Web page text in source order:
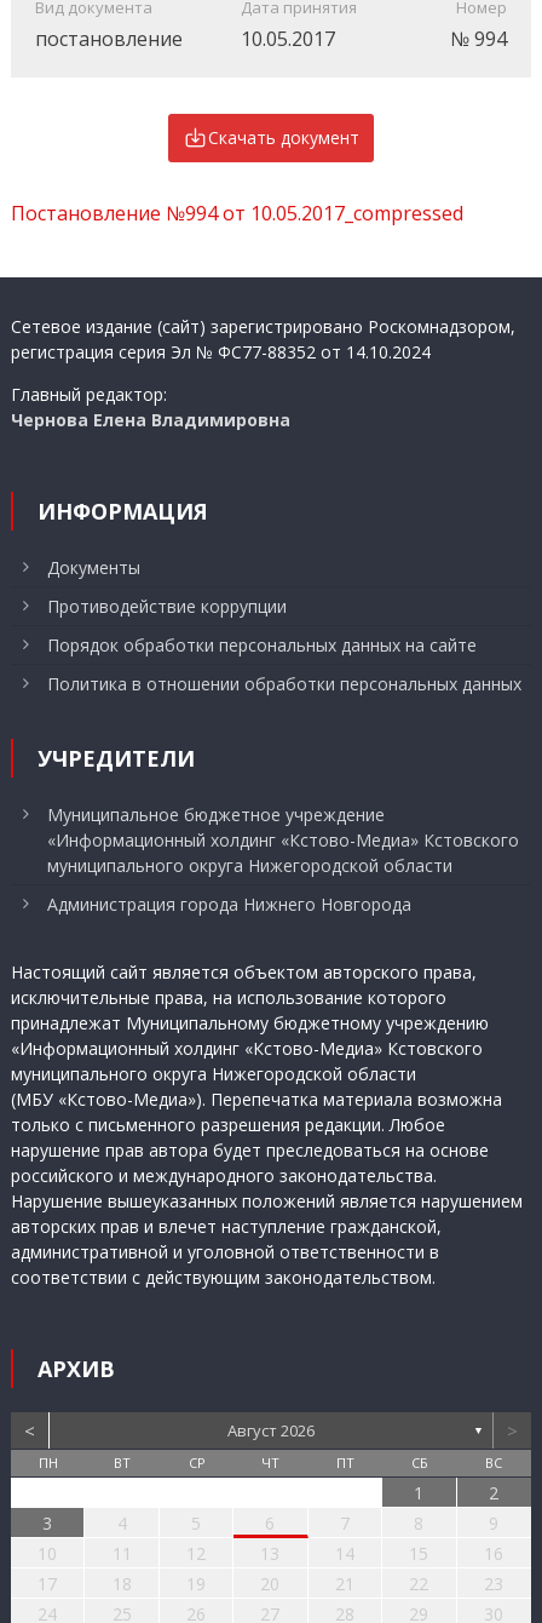
Вид документа
постановление
Дата принятия
10.05.2017
Номер
№ 994
Скачать документ
Постановление №994 от 10.05.2017_compressed
Сетевое издание (сайт) зарегистрировано Роскомнадзором,
регистрация серия Эл № ФС77-88352 от 14.10.2024
Главный редактор:
Чернова Елена Владимировна
ИНФОРМАЦИЯ
Документы
Противодействие коррупции
Порядок обработки персональных данных на сайте
Политика в отношении обработки персональных данных
УЧРЕДИТЕЛИ
Муниципальное бюджетное учреждение
«Информационный холдинг «Кстово-Медиа» Кстовского
муниципального округа Нижегородской области
Администрация города Нижнего Новгорода
Настоящий сайт является объектом авторского права,
исключительные права, на использование которого
принадлежат Муниципальному бюджетному учреждению
«Информационный холдинг «Кстово-Медиа» Кстовского
муниципального округа Нижегородской области
(МБУ «Кстово-Медиа»). Перепечатка материала возможна
только с письменного разрешения редакции. Любое
нарушение прав автора будет преследоваться на основе
российского и международного законодательства.
Нарушение вышеуказанных положений является нарушением
авторских прав и влечет наступление гражданской,
административной и уголовной ответственности в
соответствии с действующим законодательством.
АРХИВ
< Август 2026 ▼ >
ПН ВТ СР ЧТ ПТ СБ ВС
1
2
3
4 5 6 7 8
9
10
11 12 13 14 15
16
17
18 19 20 21 22
23
24
25 26 27 28 29 30